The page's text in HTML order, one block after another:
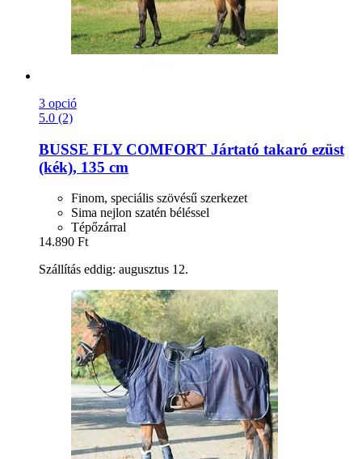
3 opció
5.0 (2)
BUSSE FLY COMFORT Jártató takaró ezüst
(kék), 135 cm
Finom, speciális szövésű szerkezet
Sima nejlon szatén béléssel
Tépőzárral
14.890 Ft
Szállítás eddig: augusztus 12.